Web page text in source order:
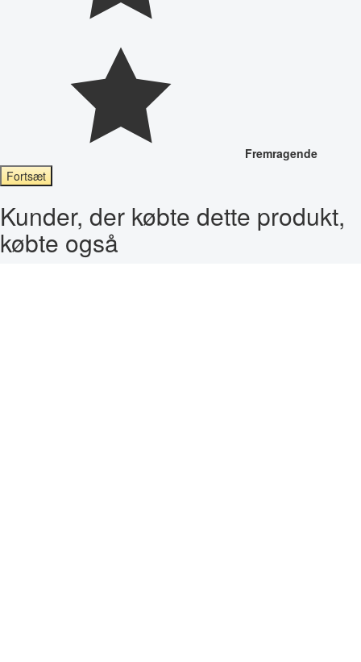
Fremragende
Fortsæt
Kunder, der købte dette produkt,
købte også